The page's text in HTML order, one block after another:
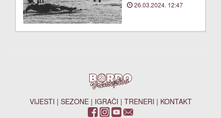
26.03.2024. 12:47
VIJESTI | SEZONE| IGRAČI | TRENERI | KONTAKT